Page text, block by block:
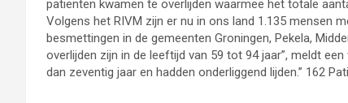
patiënten kwamen te overlijden waarmee het totale
Volgens het RIVM zijn er nu in ons land 1.135 mensen
besmettingen in de gemeenten Groningen, Pekela,
overlijden zijn in de leeftijd van 59 tot 94 jaar”, meldt
dan zeventig jaar en hadden onderliggend lijden.” 162